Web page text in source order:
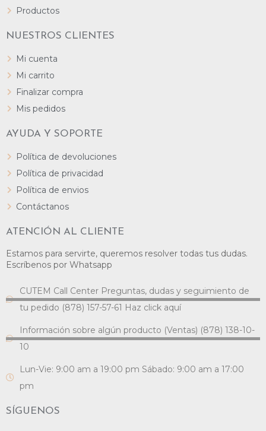
Productos
NUESTROS CLIENTES
Mi cuenta
Mi carrito
Finalizar compra
Mis pedidos
AYUDA Y SOPORTE
Política de devoluciones
Política de privacidad
Política de envios
Contáctanos
ATENCIÓN AL CLIENTE
Estamos para servirte, queremos resolver todas tus dudas.
Escríbenos por Whatsapp
CUTEM Call Center Preguntas, dudas y seguimiento de
tu pedido (878) 157-57-61 Haz click aquí
Información sobre algún producto (Ventas) (878) 138-10-
10
Lun-Vie: 9:00 am a 19:00 pm Sábado: 9:00 am a 17:00
pm
SÍGUENOS